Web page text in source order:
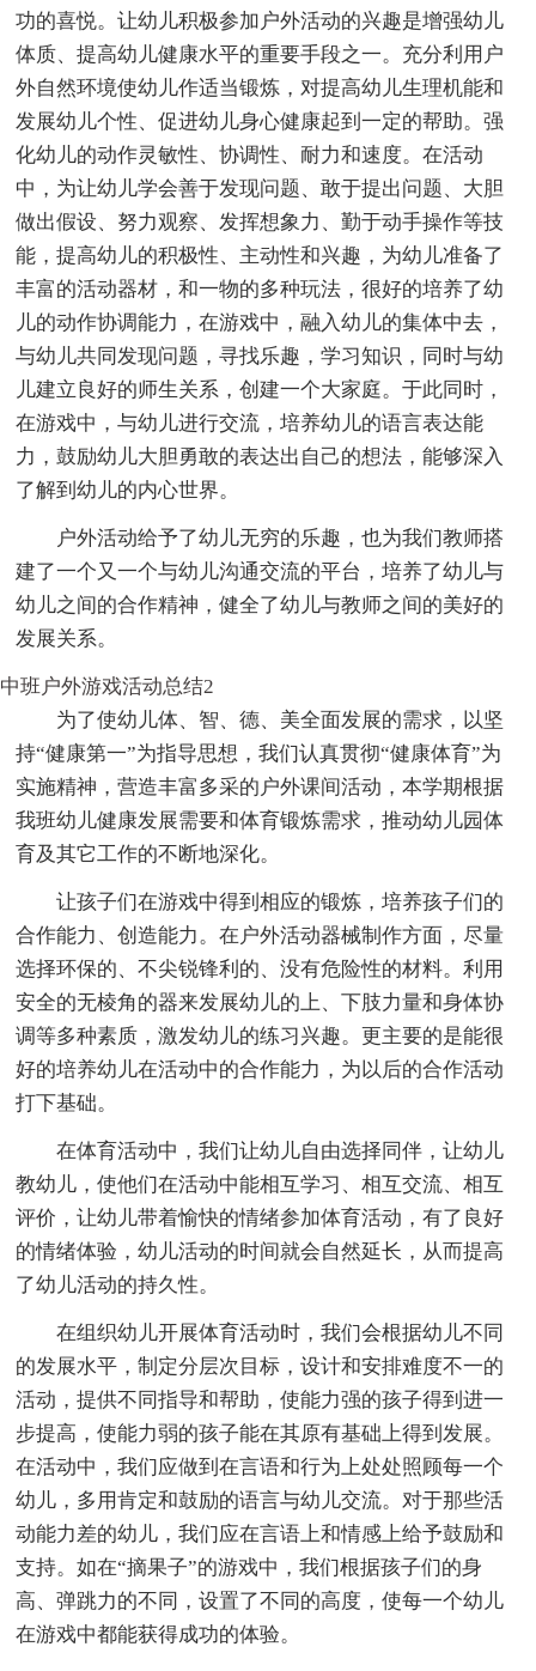
功的喜悦。让幼儿积极参加户外活动的兴趣是增强幼儿
体质、提高幼儿健康水平的重要手段之一。充分利用户
外自然环境使幼儿作适当锻炼，对提高幼儿生理机能和
发展幼儿个性、促进幼儿身心健康起到一定的帮助。强
化幼儿的动作灵敏性、协调性、耐力和速度。在活动
中，为让幼儿学会善于发现问题、敢于提出问题、大胆
做出假设、努力观察、发挥想象力、勤于动手操作等技
能，提高幼儿的积极性、主动性和兴趣，为幼儿准备了
丰富的活动器材，和一物的多种玩法，很好的培养了幼
儿的动作协调能力，在游戏中，融入幼儿的集体中去，
与幼儿共同发现问题，寻找乐趣，学习知识，同时与幼
儿建立良好的师生关系，创建一个大家庭。于此同时，
在游戏中，与幼儿进行交流，培养幼儿的语言表达能
力，鼓励幼儿大胆勇敢的表达出自己的想法，能够深入
了解到幼儿的内心世界。
户外活动给予了幼儿无穷的乐趣，也为我们教师搭
建了一个又一个与幼儿沟通交流的平台，培养了幼儿与
幼儿之间的合作精神，健全了幼儿与教师之间的美好的
发展关系。
中班户外游戏活动总结2
为了使幼儿体、智、德、美全面发展的需求，以坚
持“健康第一”为指导思想，我们认真贯彻“健康体育”为
实施精神，营造丰富多采的户外课间活动，本学期根据
我班幼儿健康发展需要和体育锻炼需求，推动幼儿园体
育及其它工作的不断地深化。
让孩子们在游戏中得到相应的锻炼，培养孩子们的
合作能力、创造能力。在户外活动器械制作方面，尽量
选择环保的、不尖锐锋利的、没有危险性的材料。利用
安全的无棱角的器来发展幼儿的上、下肢力量和身体协
调等多种素质，激发幼儿的练习兴趣。更主要的是能很
好的培养幼儿在活动中的合作能力，为以后的合作活动
打下基础。
在体育活动中，我们让幼儿自由选择同伴，让幼儿
教幼儿，使他们在活动中能相互学习、相互交流、相互
评价，让幼儿带着愉快的情绪参加体育活动，有了良好
的情绪体验，幼儿活动的时间就会自然延长，从而提高
了幼儿活动的持久性。
在组织幼儿开展体育活动时，我们会根据幼儿不同
的发展水平，制定分层次目标，设计和安排难度不一的
活动，提供不同指导和帮助，使能力强的孩子得到进一
步提高，使能力弱的孩子能在其原有基础上得到发展。
在活动中，我们应做到在言语和行为上处处照顾每一个
幼儿，多用肯定和鼓励的语言与幼儿交流。对于那些活
动能力差的幼儿，我们应在言语上和情感上给予鼓励和
支持。如在“摘果子”的游戏中，我们根据孩子们的身
高、弹跳力的不同，设置了不同的高度，使每一个幼儿
在游戏中都能获得成功的体验。